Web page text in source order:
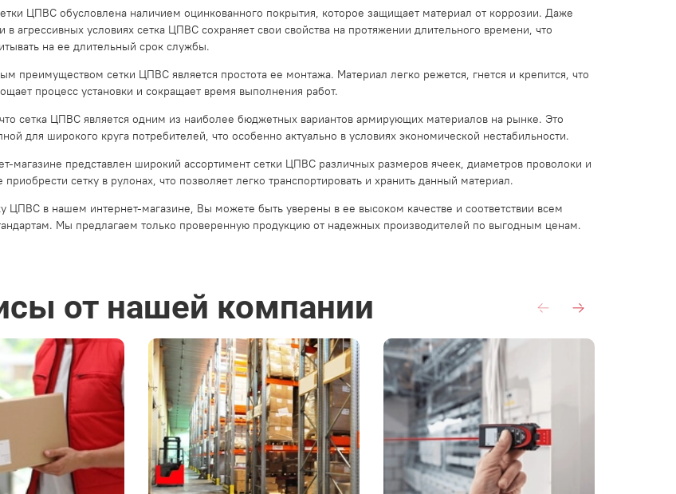
ЦПВС обусловлена наличием оцинкованного покрытия, которое защищает материал от коррозии. Даже
в агрессивных условиях сетка ЦПВС сохраняет свои свойства на протяжении длительного времени, что
на ее длительный срок службы.
преимуществом сетки ЦПВС является простота ее монтажа. Материал легко режется, гнется и крепится, что
процесс установки и сокращает время выполнения работ.
сетка ЦПВС является одним из наиболее бюджетных вариантов армирующих материалов на рынке. Это
для широкого круга потребителей, что особенно актуально в условиях экономической нестабильности.
магазине представлен широкий ассортимент сетки ЦПВС различных размеров ячеек, диаметров проволоки и
сетку в рулонах, что позволяет легко транспортировать и хранить данный материал.
ЦПВС в нашем интернет-магазине, Вы можете быть уверены в ее высоком качестве и соответствии всем
Мы предлагаем только проверенную продукцию от надежных производителей по выгодным ценам.
от нашей компании